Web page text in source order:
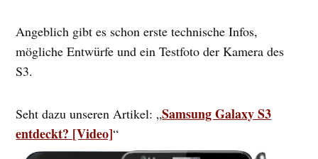
Angeblich gibt es schon erste technische Infos,
mögliche Entwürfe und ein Testfoto der Kamera des
S3.
Seht dazu unseren Artikel: „Samsung Galaxy S3
entdeckt? [Video]“